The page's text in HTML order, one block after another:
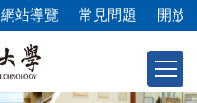
網站導覽 常見問題 開放